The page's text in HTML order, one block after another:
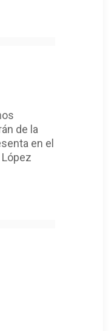
de la
en el